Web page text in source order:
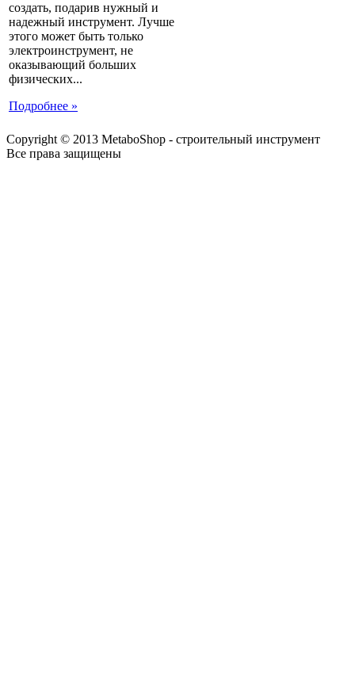
создать, подарив нужный и
надежный инструмент. Лучше
этого может быть только
электроинструмент, не
оказывающий больших
физических...
Подробнее »
Copyright © 2013 MetaboShop - строительный инструмент
Все права защищены